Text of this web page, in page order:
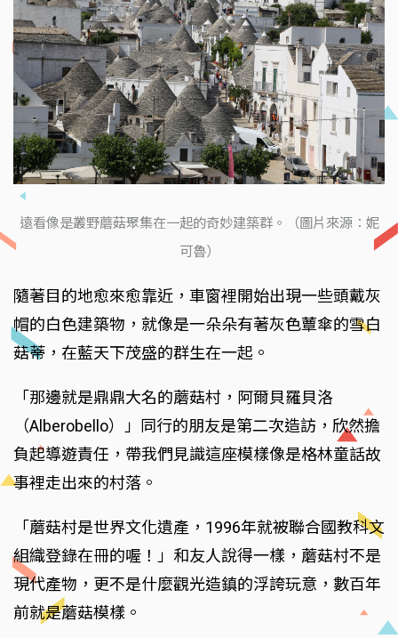
遠看像是叢野蘑菇聚集在一起的奇妙建築群。（圖片來源：妮
可魯）
隨著目的地愈來愈靠近，車窗裡開始出現一些頭戴灰
帽的白色建築物，就像是一朵朵有著灰色蕈傘的雪白
菇蒂，在藍天下茂盛的群生在一起。
「那邊就是鼎鼎大名的蘑菇村，阿爾貝羅貝洛
（Alberobello）」同行的朋友是第二次造訪，欣然擔
負起導遊責任，帶我們見識這座模樣像是格林童話故
事裡走出來的村落。
「蘑菇村是世界文化遺產，1996年就被聯合國教科文
組織登錄在冊的喔！」和友人說得一樣，蘑菇村不是
現代產物，更不是什麼觀光造鎮的浮誇玩意，數百年
前就是蘑菇模樣。